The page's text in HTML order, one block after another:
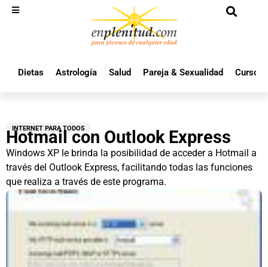
Dietas Astrología Salud Pareja & Sexualidad Cursos
INTERNET PARA TODOS
Hotmail con Outlook Express
Windows XP le brinda la posibilidad de acceder a Hotmail a
través del Outlook Express, facilitando todas las funciones
que realiza a través de este programa.